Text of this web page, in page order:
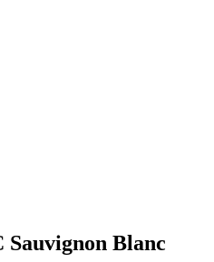
Blanc